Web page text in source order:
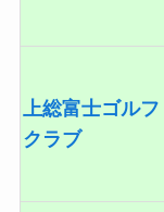
上総富士ゴルフ
クラブ